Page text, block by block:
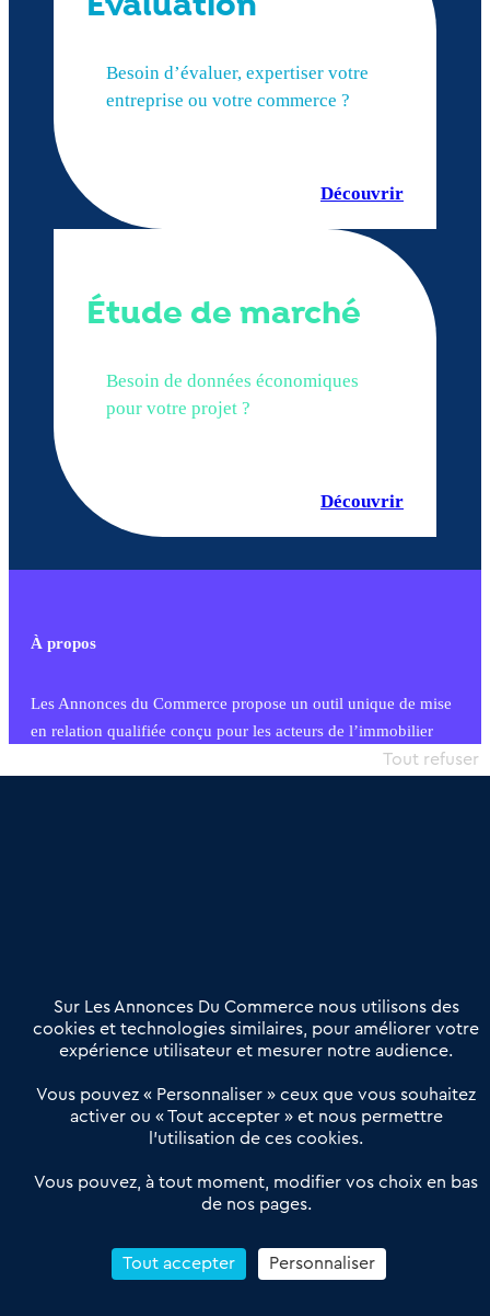
Besoin d’évaluer, expertiser votre
entreprise ou votre commerce ?
Découvrir
Étude de marché
Besoin de données économiques
pour votre projet ?
Découvrir
À propos
Les Annonces du Commerce propose un outil unique de mise
en relation qualifiée conçu pour les acteurs de l’immobilier
commercial et les collectivités territoriales, simple et intégrant
Offres Pro
Actualités
Qui sommes nous ?
Derniers articles
Réseau 3C : un partenaire national dédié aux transactions
Petitscommerces : Un partenariat au service du commerce de
proximité et des territoires
Reprendre un Restaurant Rapide
Sur Les Annonces Du Commerce nous utilisons des
cookies et technologies similaires, pour améliorer votre
expérience utilisateur et mesurer notre audience.
Vous pouvez « Personnaliser » ceux que vous souhaitez
activer ou « Tout accepter » et nous permettre
l’utilisation de ces cookies.
Vous pouvez, à tout moment, modifier vos choix en bas
de nos pages.
Tout accepter
Tout refuser
Personnaliser